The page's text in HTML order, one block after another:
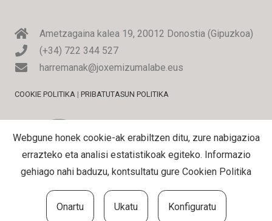
Ametzagaina kalea 19, 20012 Donostia (Gipuzkoa)
(+34) 722 344 527
harremanak@joxemizumalabe.eus
COOKIE POLITIKA | PRIBATUTASUN POLITIKA
Webgune honek cookie-ak erabiltzen ditu, zure nabigazioa
errazteko eta analisi estatistikoak egiteko. Informazio
gehiago nahi baduzu, kontsultatu gure Cookien Politika
Onartu Ukatu Konfiguratu